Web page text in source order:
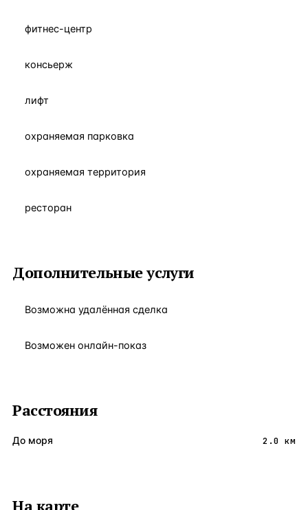
фитнес-центр
консьерж
лифт
охраняемая парковка
охраняемая территория
ресторан
Дополнительные услуги
Возможна удалённая сделка
Возможен онлайн-показ
Расстояния
До моря 2.0 км
На карте